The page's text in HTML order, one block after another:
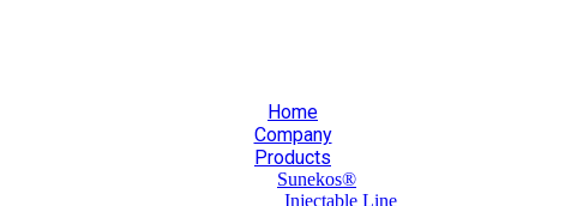
Home
Company
Products
Sunekos®
Injectable Line